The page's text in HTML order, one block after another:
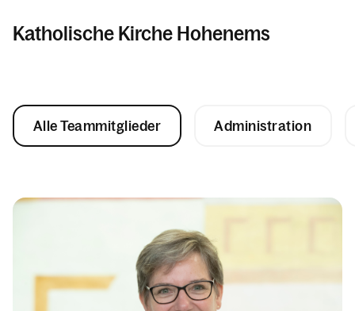
Katholische Kirche Hohenems
Informationen
Personen
Alle Teammitglieder Administration